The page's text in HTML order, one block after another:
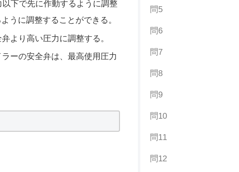
下で先に作動するように調整
うに調整することができる。
より高い圧力に調整する。
ーの安全弁は、最高使用圧力
問5
問6
問7
問8
問9
問10
問11
問12